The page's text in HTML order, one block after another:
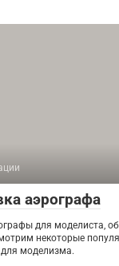
аэрографа
для моделиста,
некоторые
моделизма.